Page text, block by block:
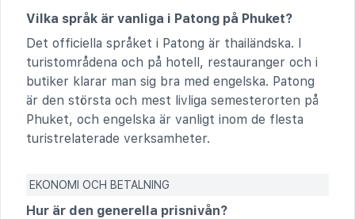
Vilka språk är vanliga i Patong på Phuket?
Det officiella språket i Patong är thailändska. I
turistområdena och på hotell, restauranger och i
butiker klarar man sig bra med engelska. Patong
är den största och mest livliga semesterorten på
Phuket, och engelska är vanligt inom de flesta
turistrelaterade verksamheter.
EKONOMI OCH BETALNING
Hur är den generella prisnivån?